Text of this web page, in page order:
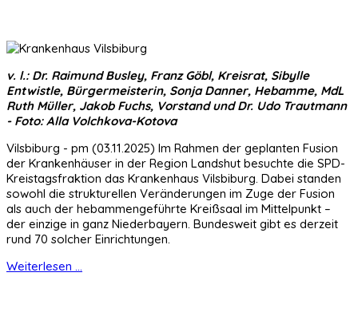
v. l.: Dr. Raimund Busley, Franz Göbl, Kreisrat, Sibylle
Entwistle, Bürgermeisterin, Sonja Danner, Hebamme, MdL
Ruth Müller, Jakob Fuchs, Vorstand und Dr. Udo Trautmann
- Foto: Alla Volchkova-Kotova
Vilsbiburg - pm (03.11.2025) Im Rahmen der geplanten Fusion
der Krankenhäuser in der Region Landshut besuchte die SPD-
Kreistagsfraktion das Krankenhaus Vilsbiburg. Dabei standen
sowohl die strukturellen Veränderungen im Zuge der Fusion
als auch der hebammengeführte Kreißsaal im Mittelpunkt –
der einzige in ganz Niederbayern. Bundesweit gibt es derzeit
rund 70 solcher Einrichtungen.
Weiterlesen ...